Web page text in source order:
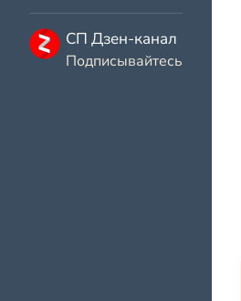
СП Дзен-канал
Подписывайтесь